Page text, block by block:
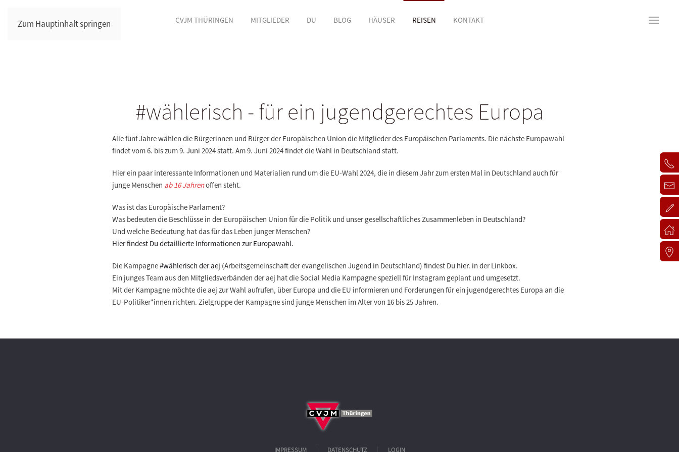
Zum Hauptinhalt springen CVJM THÜRINGEN MITGLIEDER DU BLOG HÄUSER REISEN KONTAKT
#wählerisch - für ein jugendgerechtes Europa
Alle fünf Jahre wählen die Bürgerinnen und Bürger der Europäischen Union die Mitglieder des Europäischen Parlaments. Die nächste Europawahl
findet vom 6. bis zum 9. Juni 2024 statt. Am9. Juni 2024findet die Wahl in Deutschland statt.
Hier ein paar interessante Informationen und Materialien rund um die EU-Wahl 2024, die in diesem Jahr zum ersten Mal in Deutschland auch für
junge Menschen ab 16 Jahrenoffen steht.
Was ist das Europäische Parlament?
Was bedeuten die Beschlüsse in der Europäischen Union für die Politik und unser gesellschaftliches Zusammenleben in Deutschland?
Und welche Bedeutung hat das für das Leben junger Menschen?
Hier findest Du detaillierte Informationen zur Europawahl.
Die Kampagne#wählerisch der aej (Arbeitsgemeinschaft der evangelischen Jugend in Deutschland) findest Du hier. in der Linkbox.
Ein junges Team aus den Mitgliedsverbänden der aej hat die Social Media Kampagne speziell für Instagram geplant und umgesetzt.
Mit der Kampagne möchte die aej zur Wahl aufrufen, über Europa und die EU informieren und Forderungen für ein jugendgerechtes Europa an die
EU-Politiker*innen richten. Zielgruppe der Kampagne sind junge Menschen im Alter von 16 bis 25 Jahren.
IMPRESSUM DATENSCHUTZ LOGIN